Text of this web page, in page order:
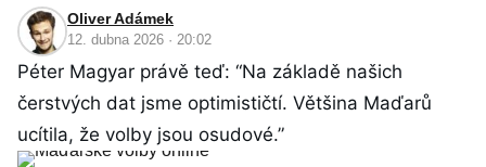
Oliver Adámek
12. dubna 2026 · 20:02
Péter Magyar právě teď: “Na základě našich
čerstvých dat jsme optimističtí. Většina Maďarů
ucítila, že volby jsou osudové.”